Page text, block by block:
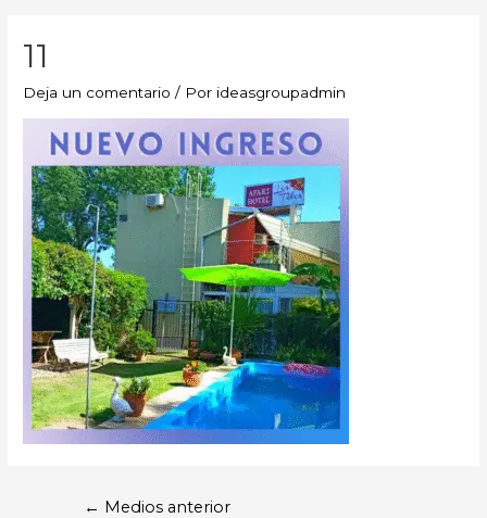
11
Deja un comentario / Por ideasgroupadmin
← Medios anterior